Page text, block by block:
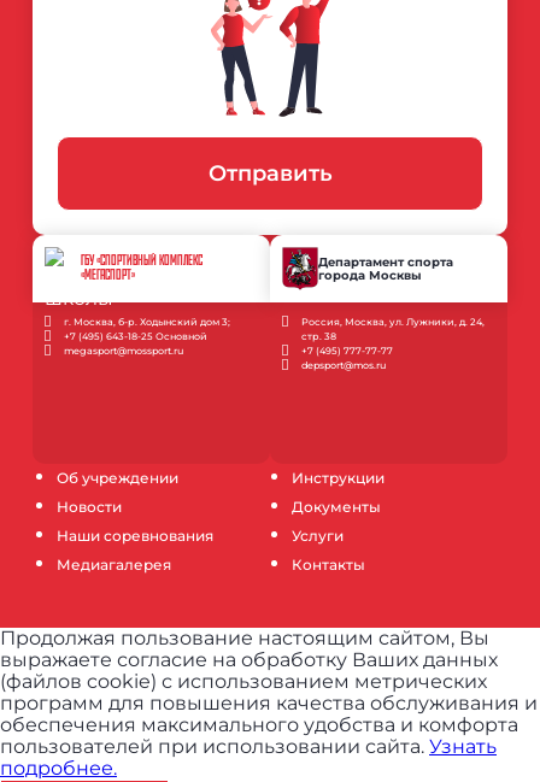
Об учреждении
Новости
Наши соревнования
Медиагалерея
Инструкции
Документы
Услуги
Контакты
Отправить
ГБУ «СПОРТИВНЫЙ КОМПЛЕКС
«МЕГАСПОРТ»
г. Москва, б-р. Ходынский дом 3;
+7 (495) 643-18-25 Основной
megasport@mossport.ru
Департамент спорта
города Москвы
Россия, Москва, ул. Лужники, д. 24,
стр. 38
+7 (495) 777-77-77
depsport@mos.ru
Продолжая пользование настоящим сайтом, Вы
выражаете согласие на обработку Ваших данных
(файлов cookie) с использованием метрических
программ для повышения качества обслуживания и
обеспечения максимального удобства и комфорта
пользователей при использовании сайта. Узнать
подробнее.